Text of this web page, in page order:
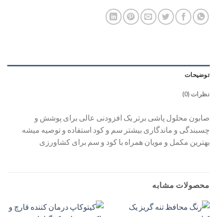
توضیحات
نظرات (0)
صابون محلول پاشی برتر یک افزودنی عالی برای پوشش و
چسبندگی و ماندگاری بیشتر سم و کود استفاده و توصیه میشه
بهترین مکمل و مویان همراه با کود و سم برای کشاورزی
محصولات مشابه